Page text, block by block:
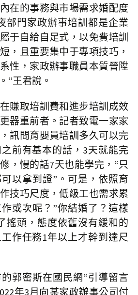
在的事務與市場需求婚配度
部門家政辦事培訓都是企業
于自給自足式，以免費培訓
，且重要集中于專項技巧，
性，家政辦事職員本質晉陞
”王君說。
取培訓費和進步培訓成效
器重前者。記者致電一家家
訊問育嬰員培訓多久可以完
前有基本的話，3天就能完
，慢的話7天也能學完，“只
以拿到證”。可是，依照育
技巧尺度，低級工也需求累
或次呢？”你結婚了？這樣
搖頭，態度依舊沒有緩和的
作任務1年以上才幹到達尺
密斯在國民網“引導留言
年3月向某家政辦事公司付